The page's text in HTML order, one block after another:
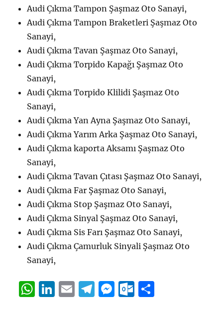
Audi Çıkma Tampon Şaşmaz Oto Sanayi,
Audi Çıkma Tampon Braketleri Şaşmaz Oto
Sanayi,
Audi Çıkma Tavan Şaşmaz Oto Sanayi,
Audi Çıkma Torpido Kapağı Şaşmaz Oto
Sanayi,
Audi Çıkma Torpido Klilidi Şaşmaz Oto
Sanayi,
Audi Çıkma Yan Ayna Şaşmaz Oto Sanayi,
Audi Çıkma Yarım Arka Şaşmaz Oto Sanayi,
Audi Çıkma kaporta Aksamı Şaşmaz Oto
Sanayi,
Audi Çıkma Tavan Çıtası Şaşmaz Oto Sanayi,
Audi Çıkma Far Şaşmaz Oto Sanayi,
Audi Çıkma Stop Şaşmaz Oto Sanayi,
Audi Çıkma Sinyal Şaşmaz Oto Sanayi,
Audi Çıkma Sis Farı Şaşmaz Oto Sanayi,
Audi Çıkma Çamurluk Sinyali Şaşmaz Oto
Sanayi,
W Li E
T
M O